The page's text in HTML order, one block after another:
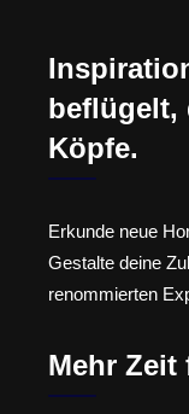
beflügelt,
Köpfe.
Erkunde neue
Gestalte deine
renommierten
Mehr Zeit